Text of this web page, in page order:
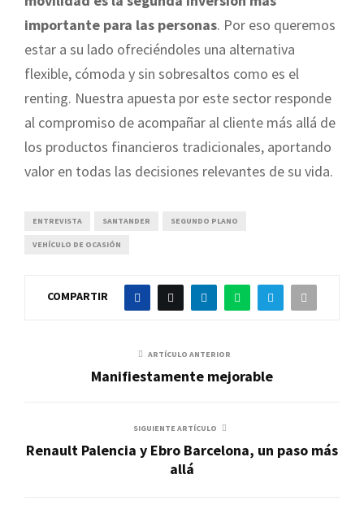
importante para las personas. Por eso queremos
estar a su lado ofreciéndoles una alternativa
flexible, cómoda y sin sobresaltos como es el
renting. Nuestra apuesta por este sector responde
al compromiso de acompañar al cliente más allá de
los productos financieros tradicionales, aportando
valor en todas las decisiones relevantes de su vida.
ENTREVISTA SANTANDER SEGUNDO PLANO
VEHÍCULO DE OCASIÓN
COMPARTIR
ARTÍCULO ANTERIOR
Manifiestamente mejorable
SIGUIENTE ARTÍCULO
Renault Palencia y Ebro Barcelona, un paso más
allá